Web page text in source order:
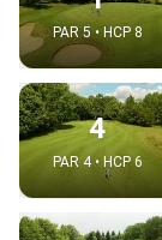
PAR 5 • HCP 8
4
PAR 4 • HCP 6